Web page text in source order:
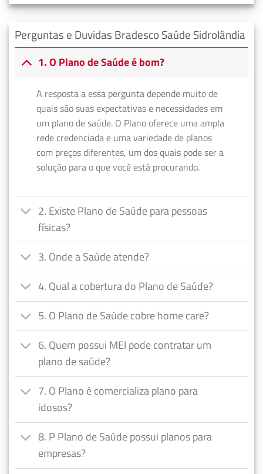
Perguntas e Duvidas Bradesco Saúde Sidrolândia
1. O Plano de Saúde é bom?
A resposta a essa pergunta depende muito de
quais são suas expectativas e necessidades em
um plano de saúde. O Plano oferece uma ampla
rede credenciada e uma variedade de planos
com preços diferentes, um dos quais pode ser a
solução para o que você está procurando.
2. Existe Plano de Saúde para pessoas
físicas?
3. Onde a Saúde atende?
4. Qual a cobertura do Plano de Saúde?
5. O Plano de Saúde cobre home care?
6. Quem possui MEI pode contratar um
plano de saúde?
7. O Plano é comercializa plano para
idosos?
8. P Plano de Saúde possui planos para
empresas?